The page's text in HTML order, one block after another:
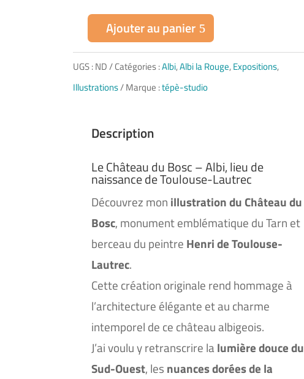
quantité
de
d’Albi
Ajouter au panier
UGS :ND Catégories :Albi,Albi la Rouge,Expositions,
Illustrations Marque :tépè-studio
Description
Le Château du Bosc – Albi, lieu de
naissance de Toulouse-Lautrec
Découvrez mon illustration du Château du
Bosc, monument emblématique du Tarn et
berceau du peintre Henri de Toulouse-
Lautrec.
Cette création originale rend hommage à
l’architecture élégante et au charme
intemporel de ce château albigeois.
J’ai voulu y retranscrire la lumière douce du
Sud-Ouest, les nuances dorées de la